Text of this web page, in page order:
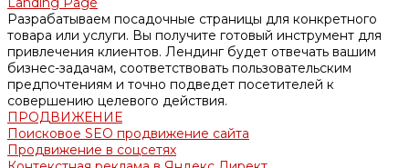
Разрабатываем посадочные страницы для конкретного
товара или услуги. Вы получите готовый инструмент для
привлечения клиентов. Лендинг будет отвечать вашим
бизнес-задачам, соответствовать пользовательским
предпочтениям и точно подведет посетителей к
совершению целевого действия.
ПРОДВИЖЕНИЕ
Поисковое SEO продвижение сайта
Продвижение в соцсетях